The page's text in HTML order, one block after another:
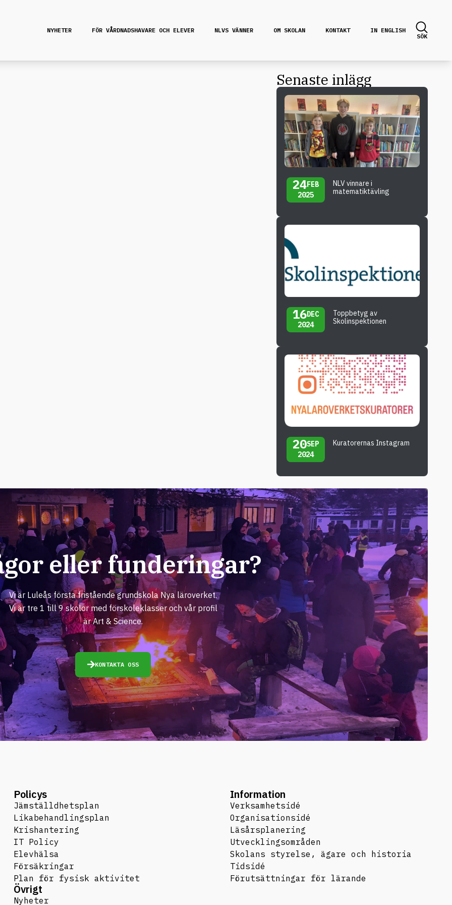
NYHETER FÖR VÅRDNADSHAVARE OCH ELEVER NLVS VÄNNER OM SKOLAN KONTAKT
IN ENGLISH
SÖK
Senaste inlägg
24FEB
2025
NLV vinnare i
matematiktävling
16DEC
2024
Toppbetyg av
Skolinspektionen
20SEP
2024
Kuratorernas Instagram
eller funderingar?
Vi är Luleås första fristående grundskola Nya läroverket.
Vi är tre 1 till 9 skolor med förskoleklasser och vår profil
är Art & Science.
KONTAKTA OSS
Policys
Jämställdhetsplan
Likabehandlingsplan
Krishantering
IT Policy
Elevhälsa
Försäkringar
Plan för fysisk aktivitet
Information
Verksamhetsidé
Organisationsidé
Läsårsplanering
Utvecklingsområden
Skolans styrelse, ägare och historia
Tidsidé
Förutsättningar för lärande
Övrigt
Nyheter